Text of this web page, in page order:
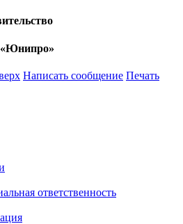
Написать сообщение Печать
ответственность